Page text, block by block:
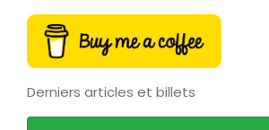
Derniers articles et billets